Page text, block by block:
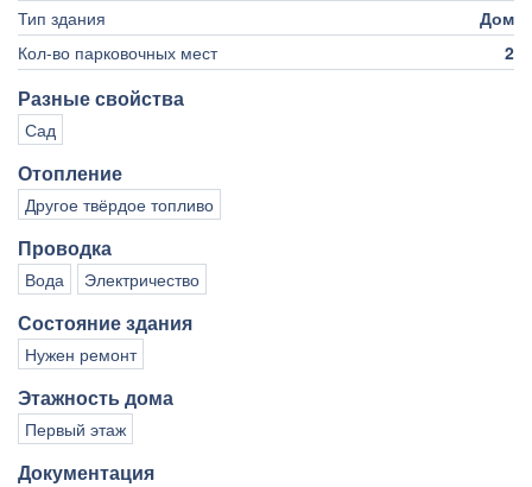
Тип здания
Дом
Кол-во парковочных мест
2
Разные свойства
Сад
Отопление
Другое твёрдое топливо
Проводка
Вода Электричество
Состояние здания
Нужен ремонт
Этажность дома
Первый этаж
Документация